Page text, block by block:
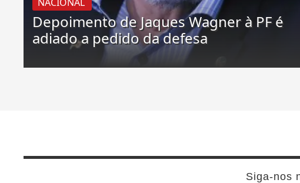
Depoimento de Jaques Wagner à PF é
adiado a pedido da defesa
Siga-nos